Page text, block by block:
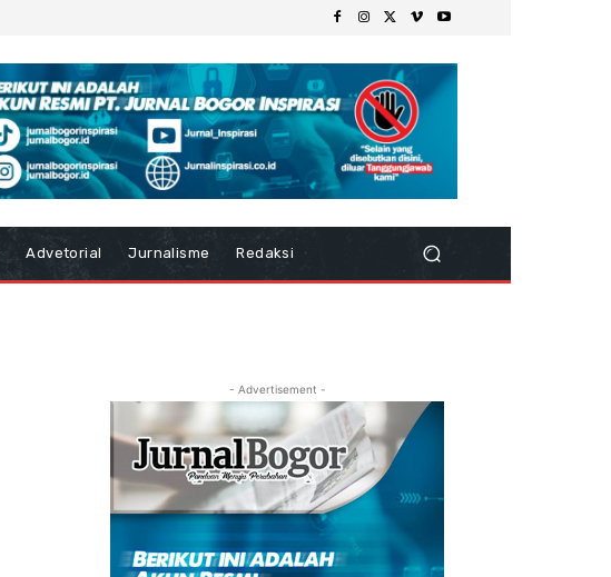
Advetorial Jurnalisme Redaksi
- Advertisement -